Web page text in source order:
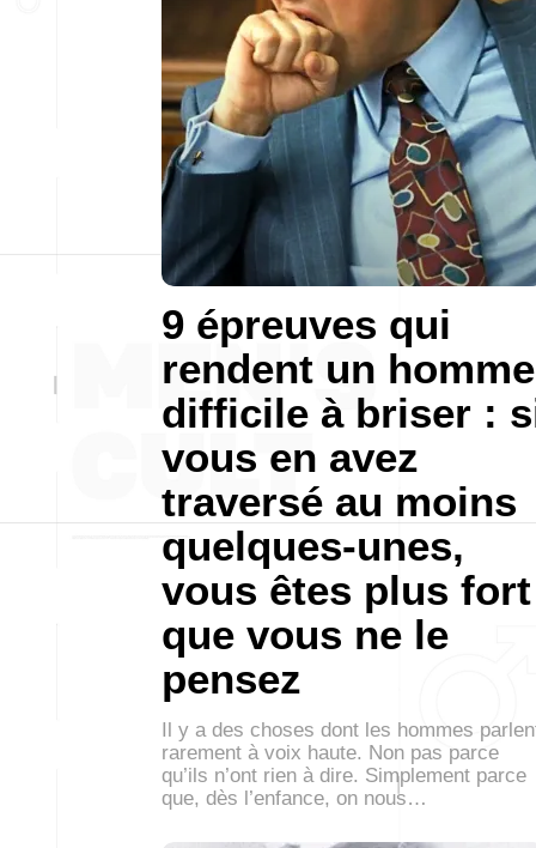
9 épreuves qui
rendent un homme
difficile à briser :
vous en avez
traversé au moins
quelques-unes,
vous êtes plus fort
que vous ne le
pensez
Il y a des choses dont les hommes
rarement à voix haute. Non pas parce
qu’ils n’ont rien à dire. Simplement parce
que, dès l’enfance, on nous…